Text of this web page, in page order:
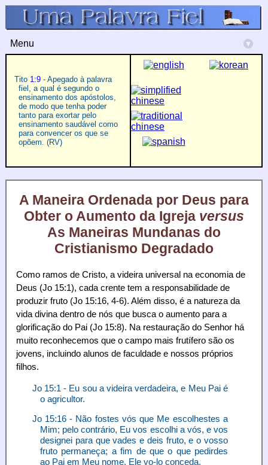
Menu ▾
Tito 1:9 - Apegado à palavra
fiel, a qual é segundo o
ensinamento dos apóstolos,
de modo que tenha poder
tanto para exortar pelo
ensinamento saudável como
para convencer os que se
opõem. (RV)
A Maneira Ordenada por Deus para
Obter o Aumento da Igreja versus
As Maneiras Mundanas do
Cristianismo Degradado
Como ramos de Cristo, a videira universal na economia de
Deus (Jo 15:1), cada crente tem a responsabilidade de
produzir fruto (Jo 15:16, 4-6). Além disso, é a natureza da
vida divina dentro de nós que busca o aumento para a
glorificação do Pai (Jo 15:8). Na restauração do Senhor há
muito reconhecemos que o campo mais frutífero são os
jovens, incluindo alunos de faculdade e nossos próprios
filhos.
Jo 15:1 - Eu sou a videira verdadeira, e Meu Pai é
o agricultor.
Jo 15:16 - Não fostes vós que Me escolhestes a
Mim; pelo contrário, Eu vos escolhi a vós, e vos
designei para que vades e deis fruto, e o vosso
fruto permaneça; a fim de que o que pedirdes
ao Pai em Meu nome, Ele vo-lo conceda.